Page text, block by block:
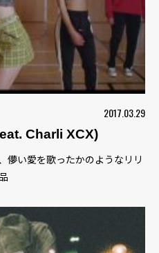
2017.03.29
Charli XCX)
儚い愛を歌ったかのようなリリ